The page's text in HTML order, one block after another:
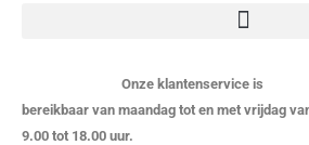
Onze klantenservice is
bereikbaar van maandag tot en met vrijdag
9.00 tot 18.00 uur.